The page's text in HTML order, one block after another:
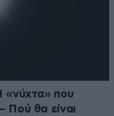
«νύχτα» που
Πού θα είναι